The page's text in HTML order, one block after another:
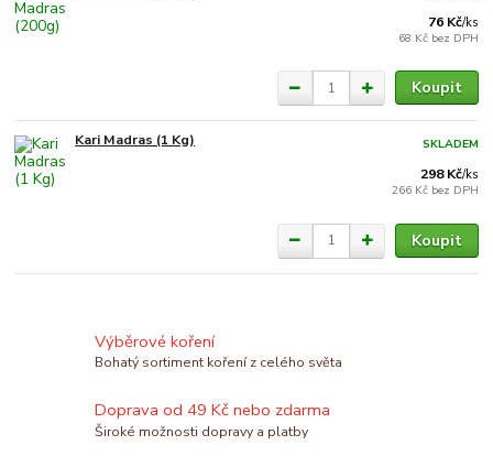
76 Kč/ks
68 Kč bez DPH
Koupit
Kari Madras (1 Kg)
298 Kč/ks
266 Kč bez DPH
SKLADEM
Koupit
Výběrové koření
Bohatý sortiment koření z celého světa
Doprava od 49 Kč nebo zdarma
Široké možnosti dopravy a platby